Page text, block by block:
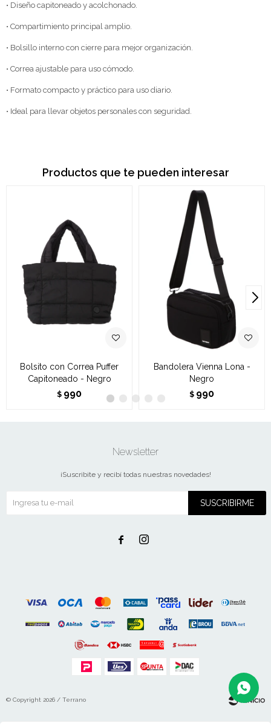
• Diseño capitoneado y acolchonado.
• Compartimiento principal amplio.
• Bolsillo interno con cierre para mejor organización.
• Correa ajustable para uso cómodo.
• Formato compacto y práctico para uso diario.
• Ideal para llevar objetos personales con seguridad.
Productos que te pueden interesar
Bolsito con Correa Puffer
Capitoneado - Negro
$ 990
Bandolera Vienna Lona -
Negro
$ 990
Newsletter
¡Suscribite y recibí todas nuestras novedades!
SUSCRIBIRME
 
© Copyright 2026 / Terrano